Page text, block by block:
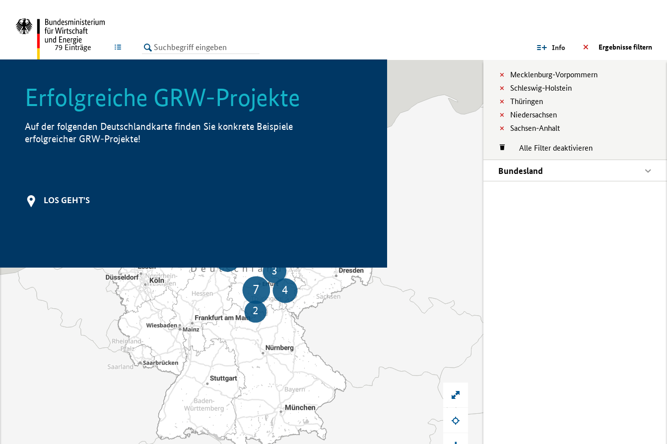
LISTE Ergebnisse filtern
Info
Mecklenburg-Vorpommern
Schleswig-Holstein
Thüringen
Niedersachsen
Sachsen-Anhalt
Alle Filter deaktivieren
Bundesland
79 Einträge
Erfolgreiche GRW-Projekte
Auf der folgenden Deutschlandkarte finden Sie konkrete Beispiele
erfolgreicher GRW-Projekte!
LOS GEHT'S